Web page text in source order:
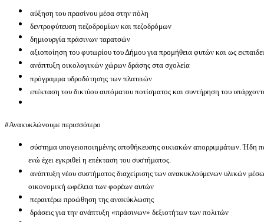
αύξηση του πρασίνου μέσα στην πόλη
δεντροφύτευση πεζοδρομίων και πεζοδρόμων
δημιουργία πράσινων ταρατσών
αξιοποίηση του φυτωρίου του Δήμου για προμήθεια φυτών και ως
ανάπτυξη οικολογικών χώρων δράσης στα σχολεία
πρόγραμμα υδροδότησης των πλατειών
επέκταση του δικτύου αυτόματου ποτίσματος και συντήρηση του
#Ανακυκλώνουμε περισσότερο
σύστημα υπογειοποιημένης αποθήκευσης οικιακών απορριμμάτων. Ήδη
ενώ έχει εγκριθεί η επέκταση του συστήματος.
ανάπτυξη νέου συστήματος διαχείρισης των ανακυκλούμενων υλικών
οικονομική ωφέλεια των φορέων αυτών
περαιτέρω προώθηση της ανακύκλωσης
δράσεις για την ανάπτυξη «πράσινων» δεξιοτήτων των πολιτών